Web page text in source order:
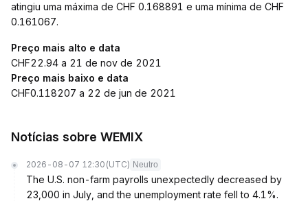
atingiu uma máxima de CHF 0.168891 e uma mínima de CHF
0.161067.
Preço mais alto e data
CHF22.94 a 21 de nov de 2021
Preço mais baixo e data
CHF0.118207 a 22 de jun de 2021
Notícias sobre WEMIX
2026-08-07 12:30 (UTC) Neutro
The U.S. non-farm payrolls unexpectedly decreased by
23,000 in July, and the unemployment rate fell to 4.1%.